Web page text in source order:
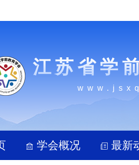
江苏省学
学会概况 最新